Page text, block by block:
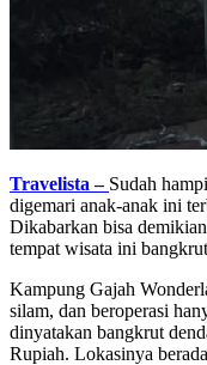
Travelista – Sudah
digemari anak-anak ini
Dikabarkan bisa
tempat wisata ini
Kampung Gajah
silam, dan beroperasi
dinyatakan bangkrut
Rupiah. Lokasinya